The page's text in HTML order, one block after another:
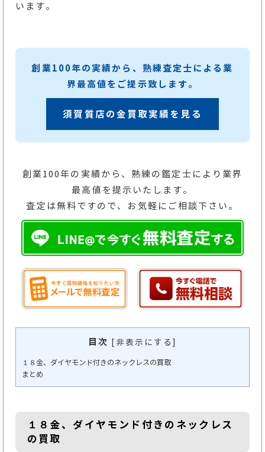
います。
創業100年の実績から、熟練査定士による業
界最高値をご提示致します。
須賀質店の金買取実績を見る
創業100年の実績から、熟練の鑑定士により業界
最高値を提示いたします。
査定は無料ですので、お気軽にご相談下さい。
目次 [ 非表示にする]
１８金、ダイヤモンド付きのネックレスの買取
まとめ
１８金、ダイヤモンド付きのネックレス
の買取